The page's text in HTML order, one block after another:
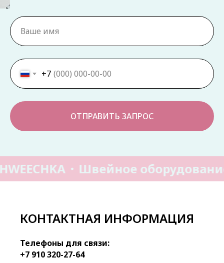
+7
ОТПРАВИТЬ ЗАПРОС
Швейное
КОНТАКТНАЯ ИНФОРМАЦИЯ
Телефоны для связи:
+7 910 320-27-64